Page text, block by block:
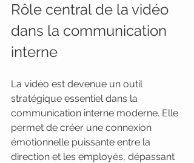
Rôle central de la vidéo
dans la communication
interne
La vidéo est devenue un outil
stratégique essentiel dans la
communication interne moderne. Elle
permet de créer une connexion
émotionnelle puissante entre la
direction et les employés, dépassant